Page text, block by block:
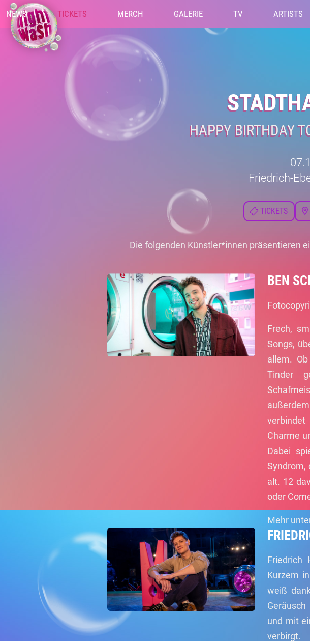
NEWS TICKETS MERCH GALERIE TV ARTISTS
HAPPY BIRTHDAY
Friedrich-
TICKETS
Die folgenden Künstler*innen präsentieren
BEN
Frech,
Songs,
allem.
Tinder
Charme
Dabei
Syndrom,
alt. 12
oder
Mehr
Friedrich
Kurzem
weiß
und mit
verbirgt.